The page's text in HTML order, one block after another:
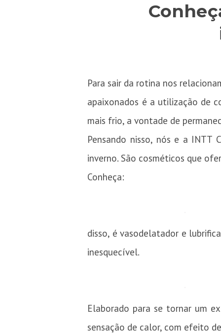
Para sair da rotina nos
apaixonados é a utilização de
mais frio, a vontade de
Pensando nisso, nós e a INTT
inverno. São cosméticos que
Conheça:
disso, é vasodelatador e
inesquecível.
Elaborado para se tornar um
sensação de calor, com efeito